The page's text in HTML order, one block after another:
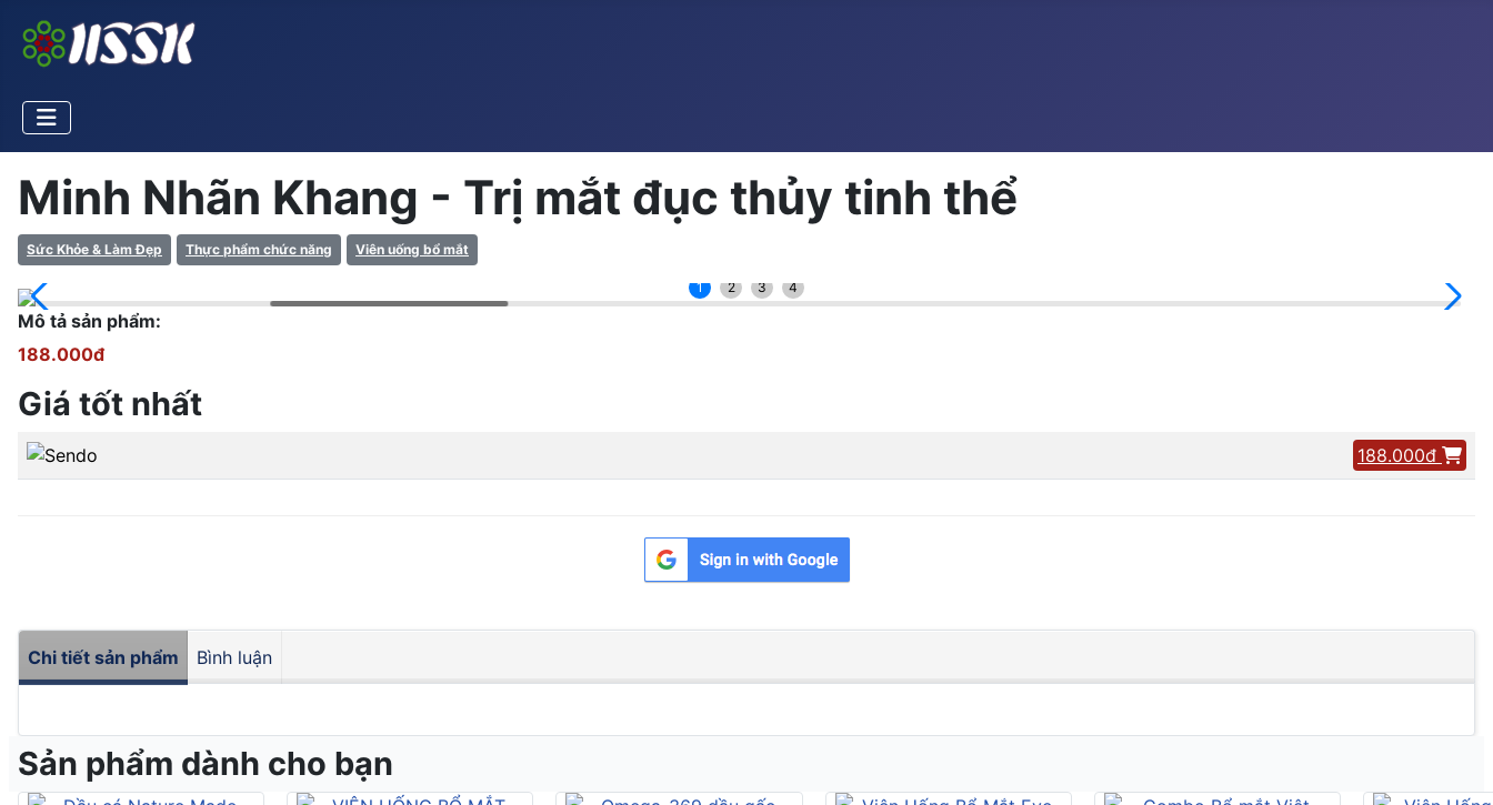
Minh Nhãn Khang - Trị mắt đục thủy tinh thể
Sức Khỏe & Làm Đẹp Thực phẩm chức năng Viên uống bổ mắt
1 2 3 4
Mô tả sản phẩm:
188.000đ
Giá tốt nhất
188.000đ
Chi tiết sản phẩm Bình luận
Sản phẩm dành cho bạn